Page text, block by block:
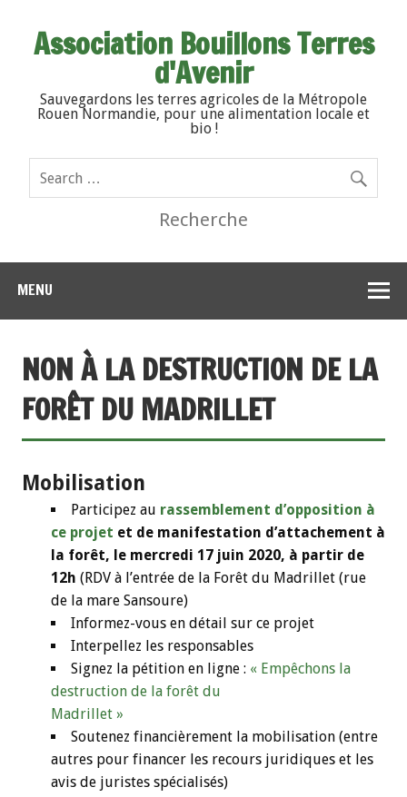
Association Bouillons Terres
d'Avenir
Sauvegardons les terres agricoles de la Métropole
Rouen Normandie, pour une alimentation locale et
bio !
Recherche
MENU
NON À LA DESTRUCTION DE LA
FORÊT DU MADRILLET
Mobilisation
Participez au rassemblement d’opposition à
ce projet et de manifestation d’attachement à
la forêt, le mercredi 17 juin 2020, à partir de
12h (RDV à l’entrée de la Forêt du Madrillet (rue
de la mare Sansoure)
Informez-vous en détail sur ce projet
Interpellez les responsables
Signez la pétition en ligne : « Empêchons la
destruction de la forêt du
Madrillet »
Soutenez financièrement la mobilisation (entre
autres pour financer les recours juridiques et les
avis de juristes spécialisés)